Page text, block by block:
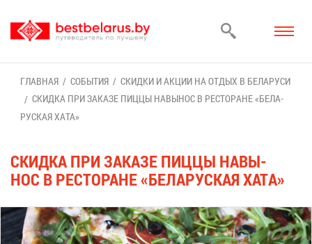
ГЛАВ­НАЯ СО­БЫ­ТИЯ
СКИД­КИ И АК­ЦИИ НА ОТ­ДЫХ В БЕ­ЛА­РУ­СИ
СКИД­КА ПРИ ЗА­КА­ЗЕ ПИЦ­ЦЫ НА­ВЫ­НОС В РЕ­СТО­РАНЕ «БЕ­ЛА­
РУС­КАЯ ХА­ТА»
СКИД­КА ПРИ ЗА­КА­ЗЕ ПИЦ­ЦЫ НА­ВЫ­
НОС В РЕ­СТО­РАНЕ «БЕ­ЛА­РУС­КАЯ ХА­ТА»